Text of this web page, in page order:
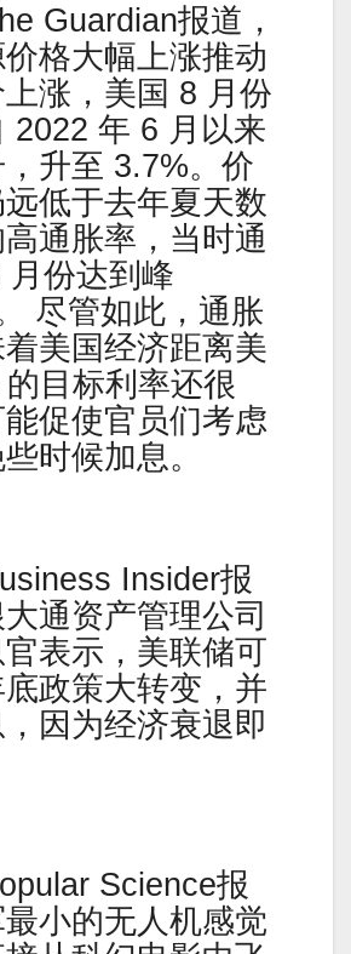
Guardian报道，
格大幅上涨推动
涨，美国 8 月份
2022 年 6 月以来
升至 3.7%。价
低于去年夏天数
通胀率，当时通
月份达到峰
尽管如此，通胀
着美国经济距离美
目标利率还很
促使官员们考虑
时候加息。
Insider报
通资产管理公司
表示，美联储可
政策大转变，并
因为经济衰退即
Science报
小的无人机感觉